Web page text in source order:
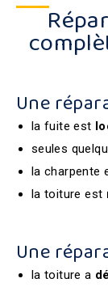
Une
la fuite est
seules
la charpente
la toiture est
Une
la toiture a